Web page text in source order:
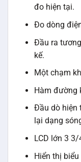
đo hiện tại.
Đo dòng
Đầu ra
kế.
Một chạm
Hàm đường
Đầu dò hiện
lại dạng
LCD lớn 3
Hiển thị